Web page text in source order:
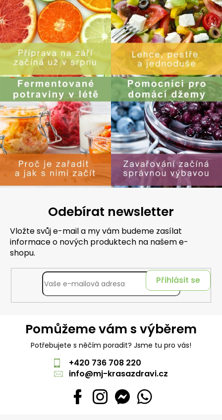
Odebírat newsletter
Vložte svůj e-mail a my vám budeme zasílat
informace o nových produktech na našem e-
shopu.
Přihlásit se
Pomůžeme vám s výběrem
Potřebujete s něčím poradit? Jsme tu pro vás!
+420 736 708 220
info@mj-krasazdravi.cz